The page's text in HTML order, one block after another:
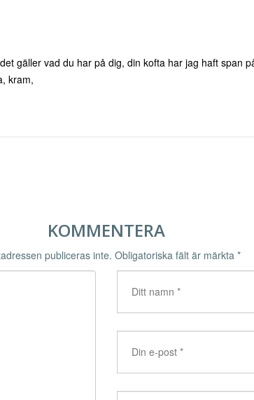
gäller vad du har på dig, din kofta har jag haft span
kram,
KOMMENTERA
publiceras inte. Obligatoriska fält är märkta *